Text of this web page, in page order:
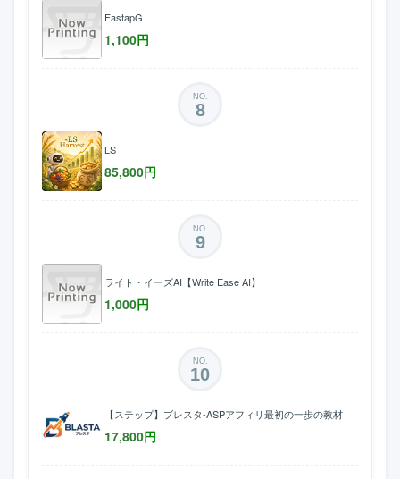
FastapG
1,100円
NO.
8
LS
85,800円
NO.
9
ライト・イーズAI【Write Ease AI】
1,000円
NO.
10
【ステップ】ブレスタ-ASPアフィリ最初の一歩の教材
17,800円